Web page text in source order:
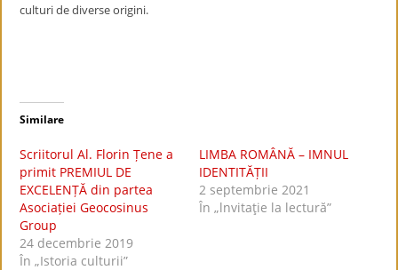
culturi de diverse origini.
Similare
Scriitorul Al. Florin Țene a
primit PREMIUL DE
EXCELENȚĂ din partea
Asociației Geocosinus
Group
24 decembrie 2019
În „Istoria culturii”
LIMBA ROMÂNĂ – IMNUL
IDENTITĂȚII
2 septembrie 2021
În „lnvitaţie la lectură”